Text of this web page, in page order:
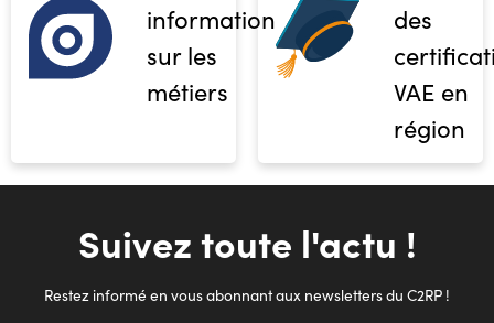
informations
sur les
métiers
des
VAE en
région
Suivez toute l'actu !
Restez informé en vous abonnant aux newsletters du C2RP !